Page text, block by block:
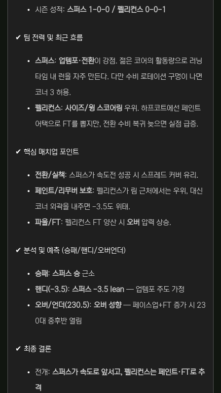
시즌 성적: 스퍼스 1-0-0 / 펠리컨스 0-0-1
✔ 팀 전력 및 최근 흐름
스퍼스: 업템포·전환이 강점. 젊은 코어의 활동량으로 러닝
타임 내 런을 자주 만든다. 다만 수비 로테이션 구멍이 나면
코너 3 허용.
펠리컨스: 사이즈/윙 스코어링 우위. 하프코트에선 페인트
어택으로 FT를 뽑지만, 전환 수비 복귀 늦으면 실점 급증.
✔ 핵심 매치업 포인트
전환/실책: 스퍼스가 속도전 성공 시 스프레드 커버 유리.
페인트/리무버 보호: 펠리컨스가 림 근처에서는 우위, 대신
코너 외곽을 내주면 -3.5도 위태.
파울/FT : 펠리컨스 FT 양산 시 오버 압력 상승.
✔ 분석 및 예측 (승패/핸디/오버언더)
승패: 스퍼스 승근소
핸디(-3.5): 스퍼스 -3.5 lean — 업템포 주도 가정
오버/언더(230.5): 오버 성향— 페이스업+FT 증가 시 23
0대 중후반 열림
✔ 최종 결론
전개: 스퍼스가 속도로 앞서고, 펠리컨스는 페인트·FT로 추
격